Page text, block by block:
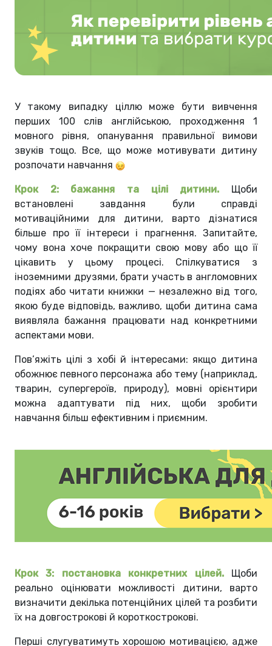
У такому випадку ціллю може бути вивчення
перших 100 слів англійською, проходження 1
мовного рівня, опанування правильної вимови
звуків тощо. Все, що може мотивувати дитину
розпочати навчання
Крок 2: бажання та цілі дитини. Щоби
встановлені завдання були справді
мотиваційними для дитини, варто дізнатися
більше про її інтереси і прагнення. Запитайте,
чому вона хоче покращити свою мову або що її
цікавить у цьому процесі. Спілкуватися з
іноземними друзями, брати участь в англомовних
подіях або читати книжки — незалежно від того,
якою буде відповідь, важливо, щоби дитина сама
виявляла бажання працювати над конкретними
аспектами мови.
Пов’яжіть цілі з хобі й інтересами: якщо дитина
обожнює певного персонажа або тему (наприклад,
тварин, супергероїв, природу), мовні орієнтири
можна адаптувати під них, щоби зробити
навчання більш ефективним і приємним.
Крок 3: постановка конкретних цілей.Щоби
реально оцінювати можливості дитини, варто
визначити декілька потенційних цілей та розбити
їх на довгострокові й короткострокові.
Перші слугуватимуть хорошою мотивацією, адже